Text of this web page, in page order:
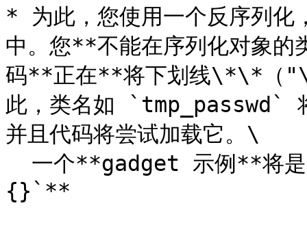
* 为此，您使用一个反序列
中。您**不能在序列化对
码**正在**将下划线\*\*（
此，类名如 `tmp_passwd`
并且代码将尝试加载它。\
{}`**